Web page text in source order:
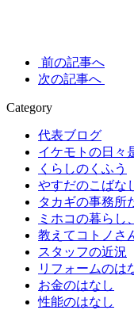
前の記事へ
次の記事へ
Category
代表ブログ
イケモトの日々
くらしのくふう
やすだのこばな
タカギの事務所
ミホコの暮らし
教えてコトノさ
スタッフの近況
リフォームのは
お金のはなし
性能のはなし